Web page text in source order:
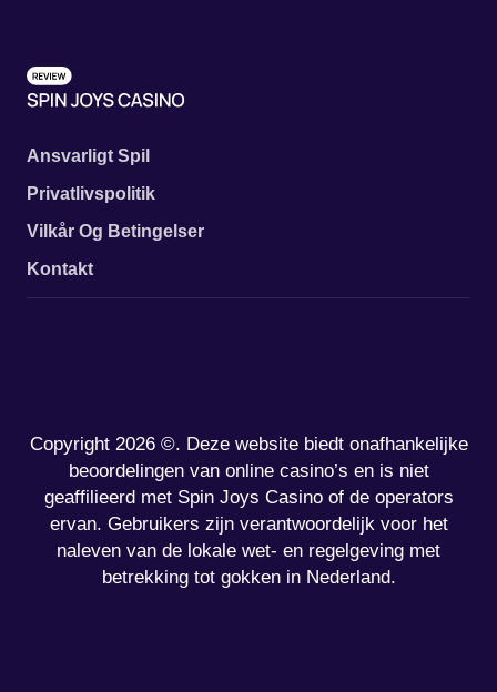
Ansvarligt Spil
Privatlivspolitik
Vilkår Og Betingelser
Kontakt
Copyright 2026 ©. Deze website biedt onafhankelijke
beoordelingen van online casino’s en is niet
geaffilieerd met Spin Joys Casino of de operators
ervan. Gebruikers zijn verantwoordelijk voor het
naleven van de lokale wet- en regelgeving met
betrekking tot gokken in Nederland.